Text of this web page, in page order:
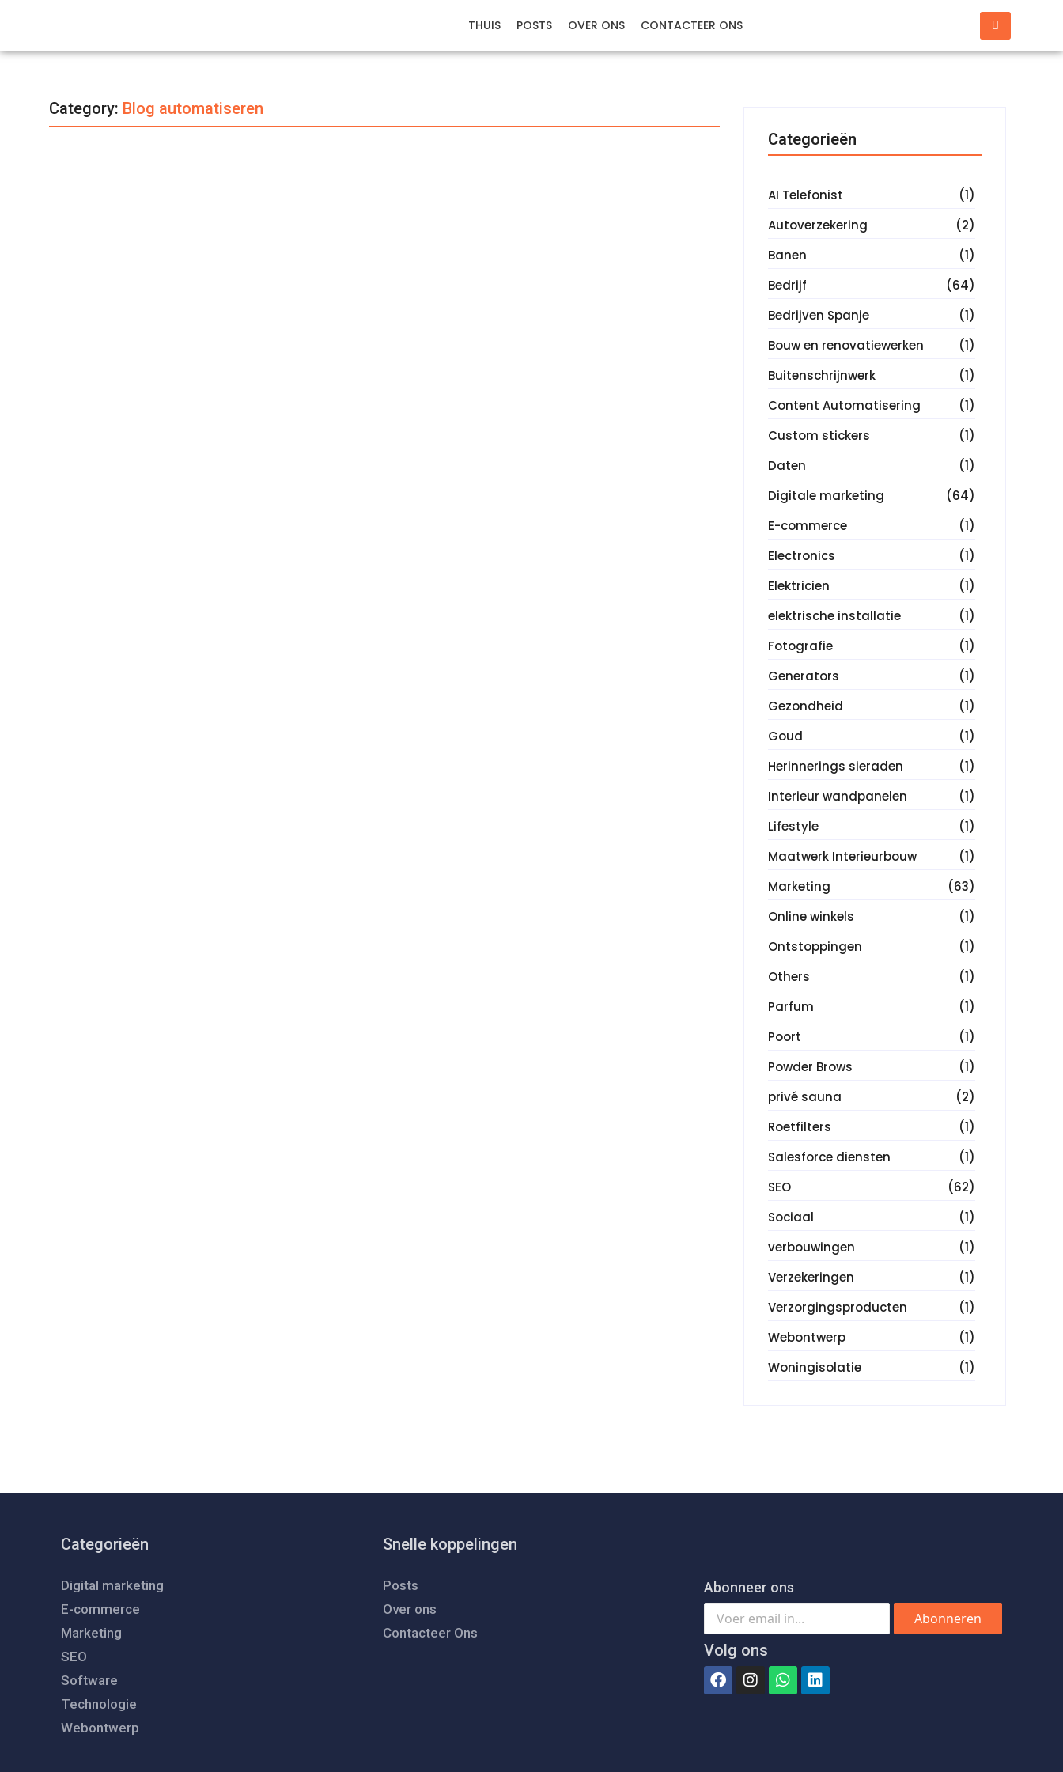
THUIS POSTS OVER ONS CONTACTEER ONS
Category: Blog automatiseren
Categorieën
AI Telefonist
(1)
Autoverzekering
(2)
Banen
(1)
Bedrijf
(64)
Bedrijven Spanje
(1)
Bouw en renovatiewerken
(1)
Buitenschrijnwerk
(1)
Content Automatisering
(1)
Custom stickers
(1)
Daten
(1)
Digitale marketing
(64)
E-commerce
(1)
Electronics
(1)
Elektricien
(1)
elektrische installatie
(1)
Fotografie
(1)
Generators
(1)
Gezondheid
(1)
Goud
(1)
Herinnerings sieraden
(1)
Interieur wandpanelen
(1)
Lifestyle
(1)
Maatwerk Interieurbouw
(1)
Marketing
(63)
Online winkels
(1)
Ontstoppingen
(1)
Others
(1)
Parfum
(1)
Poort
(1)
Powder Brows
(1)
privé sauna
(2)
Roetfilters
(1)
Salesforce diensten
(1)
SEO
(62)
Sociaal
(1)
verbouwingen
(1)
Verzekeringen
(1)
Verzorgingsproducten
(1)
Webontwerp
(1)
Woningisolatie
(1)
Categorieën
Digital marketing
E-commerce
Marketing
SEO
Software
Technologie
Webontwerp
Snelle koppelingen
Posts
Over ons
Contacteer Ons
Abonneer ons
Abonneren
Volg ons